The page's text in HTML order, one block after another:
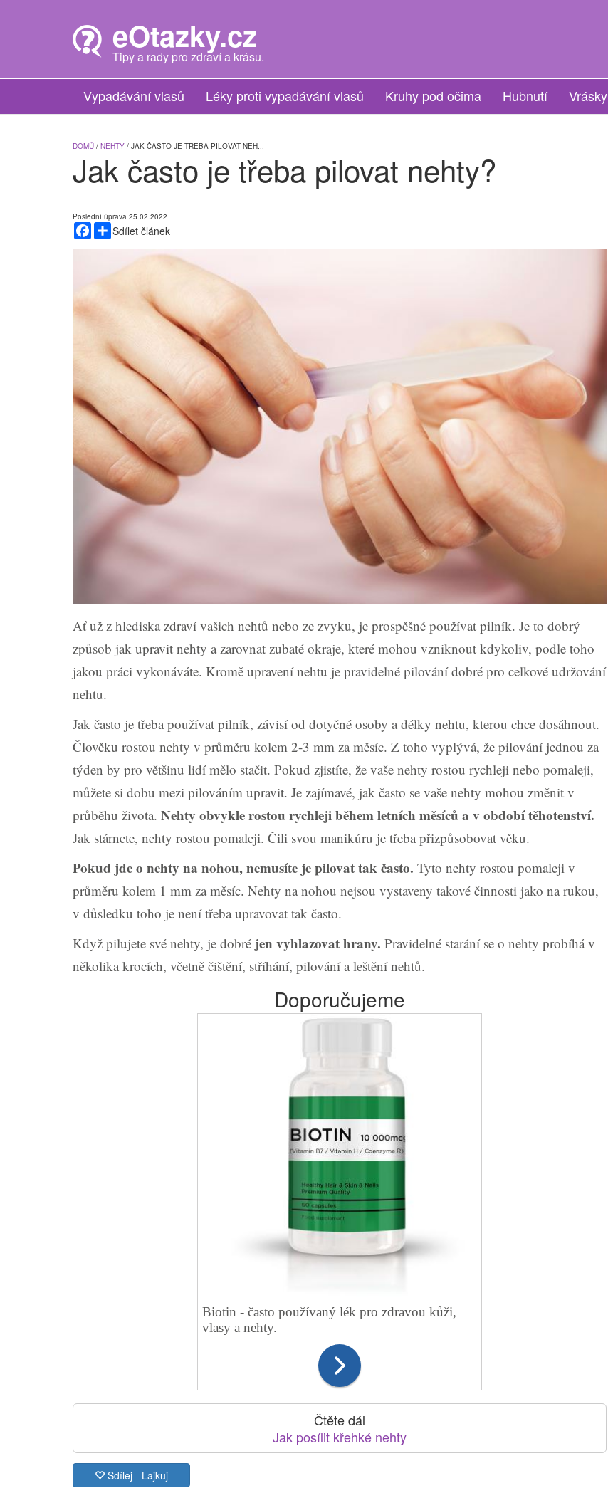
eOtazky.cz
Tipy a rady pro zdraví a krásu.
Vypadávání vlasů Léky proti vypadávání vlasů Kruhy pod očima Hubnutí Vrásky
DOMŮ / NEHTY / JAK ČASTO JE TŘEBA PILOVAT NEH...
Jak často je třeba pilovat nehty?
Poslední úprava 25.02.2022
Sdílet článek
Facebook
Share
Ať už z hlediska zdraví vašich nehtů nebo ze zvyku, je prospěšné používat pilník. Je to dobrý
způsob jak upravit nehty a zarovnat zubaté okraje, které mohou vzniknout kdykoliv, podle toho
jakou práci vykonáváte. Kromě upravení nehtu je pravidelné pilování dobré pro celkové udržování
nehtu.
Jak často je třeba používat pilník, závisí od dotyčné osoby a délky nehtu, kterou chce dosáhnout.
Člověku rostou nehty v průměru kolem 2-3 mm za měsíc. Z toho vyplývá, že pilování jednou za
týden by pro většinu lidí mělo stačit. Pokud zjistíte, že vaše nehty rostou rychleji nebo pomaleji,
můžete si dobu mezi pilováním upravit. Je zajímavé, jak často se vaše nehty mohou změnit v
průběhu života. Nehty obvykle rostou rychleji během letních měsíců a v období těhotenství.
Jak stárnete, nehty rostou pomaleji. Čili svou manikúru je třeba přizpůsobovat věku.
Pokud jde o nehty na nohou, nemusíte je pilovat tak často. Tyto nehty rostou pomaleji v
průměru kolem 1 mm za měsíc. Nehty na nohou nejsou vystaveny takové činnosti jako na rukou,
v důsledku toho je není třeba upravovat tak často.
Když pilujete své nehty, je dobré jen vyhlazovat hrany. Pravidelné starání se o nehty probíhá v
několika krocích, včetně čištění, stříhání, pilování a leštění nehtů.
Doporučujeme
Biotin - často používaný lék pro zdravou kůži,
vlasy a nehty.
Čtěte dál
Jak posílit křehké nehty
Sdílej - Lajkuj